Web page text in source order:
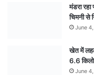
मंडरा
चिमनी से
June
खेत में
6.6 किलो
June